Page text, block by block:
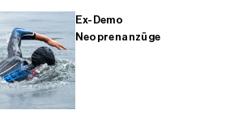
Ex-Demo
Neoprenanzüge